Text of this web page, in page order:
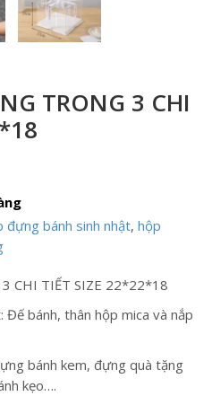
TRONG 3 CHI
đựng bánh sinh nhật, hộp
CHI TIẾT SIZE 22*22*18
bánh, thân hộp mica và nắp
bánh kem, đựng quà tặng
kẹo….